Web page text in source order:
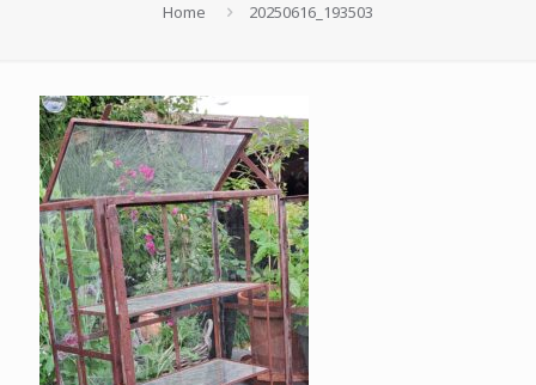
Home 20250616_193503